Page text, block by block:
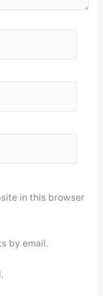
in this browser
by email.